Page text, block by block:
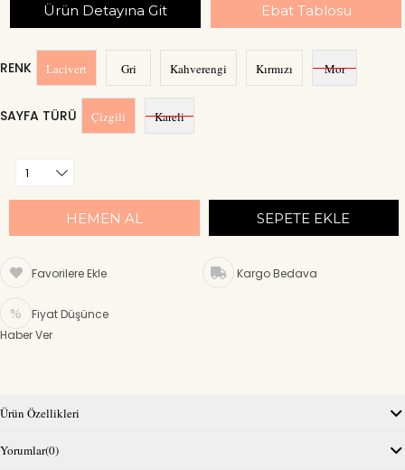
Ürün Detayına Git Ebat Tablosu
RENK Lacivert Gri Kahverengi Kırmızı Mor
SAYFA TÜRÜ Çizgili Kareli
Favorilere Ekle Kargo Bedava
Fiyat Düşünce
Haber Ver
Ürün Özellikleri
Yorumlar(0)